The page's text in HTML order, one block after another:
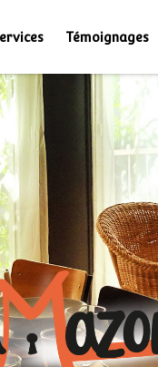
Témoignages